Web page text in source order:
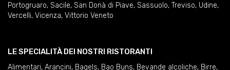
Portogruaro, Sacile, San Donà di Piave, Sassuolo, Treviso, Udine,
Vercelli, Vicenza, Vittorio Veneto
LE SPECIALITÀ DEI NOSTRI RISTORANTI
Alimentari, Arancini, Bagels, Bao Buns, Bevande alcoliche, Birre,